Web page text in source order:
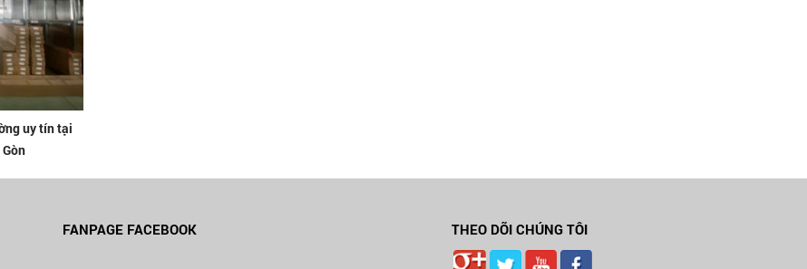
uy tín tại
FANPAGE FACEBOOK THEO DÕI CHÚNG TÔI